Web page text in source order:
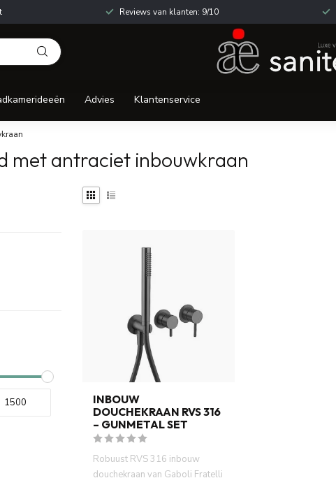
Reviews van klanten: 9/10
Advies Klantenservice
met antraciet inbouwkraan
INBOUW
DOUCHEKRAAN RVS 316
– GUNMETAL SET
Robuust RVS 316 inbouw
douchekraan van Gaboli Fratelli